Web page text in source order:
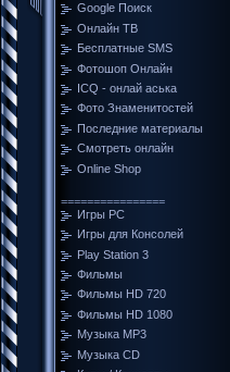
Google Поиск
Онлайн ТВ
Бесплатные SMS
Фотошоп Онлайн
ICQ - онлай аська
Фото Знаменитостей
Последние материалы
Смотреть онлайн
Online Shop
================
Игры PC
Игры для Консолей
Play Station 3
Фильмы
Фильмы HD 720
Фильмы HD 1080
Музыка MP3
Музыка CD